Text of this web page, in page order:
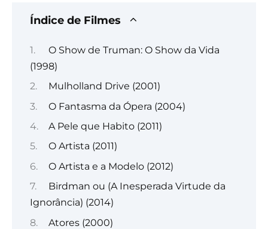
Índice de Filmes
O Show de Truman: O Show da Vida
(1998)
Mulholland Drive (2001)
O Fantasma da Ópera (2004)
A Pele que Habito (2011)
O Artista (2011)
O Artista e a Modelo (2012)
Birdman ou (A Inesperada Virtude da
Ignorância) (2014)
Atores (2000)